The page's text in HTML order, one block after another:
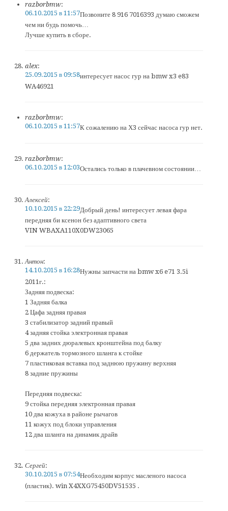
razborbmw:
06.10.2015 в 11:57Позвоните 8 916 7016393 думаю сможем
чем ни будь помочь…
Лучше купить в сборе.
alex:
25.09.2015 в 09:58интересует насос гур на bmw x3 e83
WA46921
razborbmw:
06.10.2015 в 11:57К сожалению на Х3 сейчас насоса гур нет.
razborbmw:
06.10.2015 в 12:03Остались только в плачевном состоянии…
Алексей:
10.10.2015 в 22:29Добрый день! интересует левая фара
передняя би ксенон без адаптивного света
VIN WBAXA110X0DW23065
Антон:
14.10.2015 в 16:28Нужны запчасти на bmw x6 e71 3.5i
2011г.:
Задняя подвеска:
1 Задняя балка
2 Цафа задняя правая
3 стабилизатор задний правый
4 задняя стойка электронная правая
5 два задних дюралевых кронштейна под балку
6 держатель тормозного шланга к стойке
7 пластиковая вставка под заднюю пружину верхняя
8 задние пружины
Передняя подвеска:
9 стойка передняя электронная правая
10 два кожуха в районе рычагов
11 кожух под блоки управления
12 два шланга на динамик драйв
Сергей:
30.10.2015 в 07:54Необходим корпус масленого насоса
(пластик). win X4XXG75450DV51535 .